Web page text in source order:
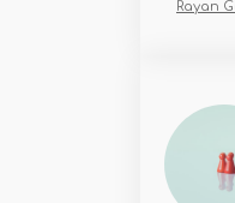
Rayan